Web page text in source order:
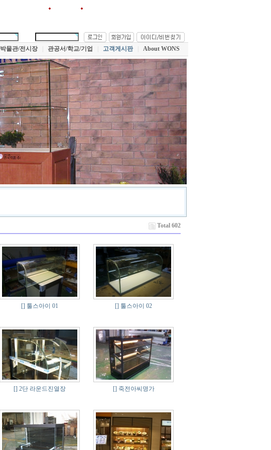
박물관/전시장 관공서/학교/기업 고객게시판 About WONS
Total 602
[] 툴스아이 01 [] 툴스아이 02
[] 2단 라운드진열장 [] 죽전아씨명가